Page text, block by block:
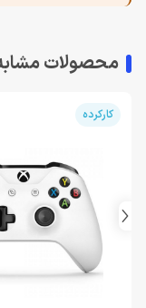
محصولات
کارکرده